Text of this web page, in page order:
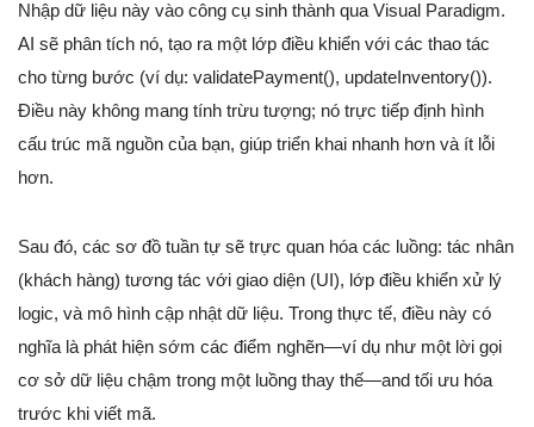
Nhập dữ liệu này vào công cụ sinh thành qua Visual Paradigm.
AI sẽ phân tích nó, tạo ra một lớp điều khiển với các thao tác
cho từng bước (ví dụ: validatePayment(), updateInventory()).
Điều này không mang tính trừu tượng; nó trực tiếp định hình
cấu trúc mã nguồn của bạn, giúp triển khai nhanh hơn và ít lỗi
hơn.
Sau đó, các sơ đồ tuần tự sẽ trực quan hóa các luồng: tác nhân
(khách hàng) tương tác với giao diện (UI), lớp điều khiển xử lý
logic, và mô hình cập nhật dữ liệu. Trong thực tế, điều này có
nghĩa là phát hiện sớm các điểm nghẽn—ví dụ như một lời gọi
cơ sở dữ liệu chậm trong một luồng thay thế—and tối ưu hóa
trước khi viết mã.